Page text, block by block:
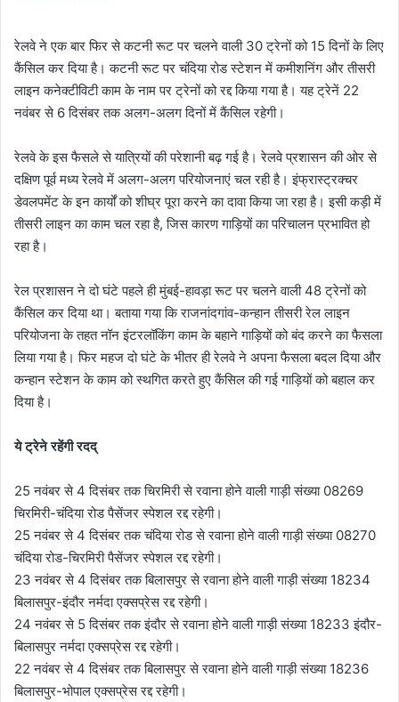
रेलवे ने एक बार फिर से कटनी रूट पर चलने वाली 30 ट्रेनों को 15 दिनों के लिए
कैंसिल कर दिया है। कटनी रूट पर चंदिया रोड स्टेशन में कमीशनिंग और तीसरी
लाइन कनेक्टीविटी काम के नाम पर ट्रेनों को रद्द किया गया है। यह ट्रेनें 22
नवंबर से 6 दिसंबर तक अलग-अलग दिनों में कैंसिल रहेगी।
रेलवे के इस फैसले से यात्रियों की परेशानी बढ़ गई है। रेलवे प्रशासन की ओर से
दक्षिण पूर्व मध्य रेलवे में अलग-अलग परियोजनाएं चल रही है। इंफ्रास्ट्रक्चर
डेवलपमेंट के इन कार्यों को शीघ्र पूरा करने का दावा किया जा रहा है। इसी कड़ी में
तीसरी लाइन का काम चल रहा है, जिस कारण गाड़ियों का परिचालन प्रभावित हो
रहा है।
रेल प्रशासन ने दो घंटे पहले ही मुंबई-हावड़ा रूट पर चलने वाली 48 ट्रेनों को
कैंसिल कर दिया था। बताया गया कि राजनांदगांव-कन्हान तीसरी रेल लाइन
परियोजना के तहत नॉन इंटरलॉकिंग काम के बहाने गाड़ियों को बंद करने का फैसला
लिया गया है। फिर महज दो घंटे के भीतर ही रेलवे ने अपना फैसला बदल दिया और
कन्हान स्टेशन के काम को स्थगित करते हुए कैंसिल की गई गाड़ियों को बहाल कर
दिया है।
ये ट्रेने रहेंगी रदद्
25 नवंबर से 4 दिसंबर तक चिरमिरी से रवाना होने वाली गाड़ी संख्या 08269
चिरमिरी-चंदिया रोड पैसेंजर स्पेशल रद्द रहेगी।
25 नवंबर से 4 दिसंबर तक चंदिया रोड से रवाना होने वाली गाड़ी संख्या 08270
चंदिया रोड-चिरमिरी पैसेंजर स्पेशल रद्द रहेगी।
23 नवंबर से 4 दिसंबर तक बिलासपुर से रवाना होने वाली गाड़ी संख्या 18234
बिलासपुर-इंदौर नर्मदा एक्सप्रेस रद्द रहेगी।
24 नवंबर से 5 दिसंबर तक इंदौर से रवाना होने वाली गाड़ी संख्या 18233 इंदौर-
बिलासपुर नर्मदा एक्सप्रेस रद्द रहेगी।
22 नवंबर से 4 दिसंबर तक बिलासपुर से रवाना होने वाली गाड़ी संख्या 18236
बिलासपुर-भोपाल एक्सप्रेस रद्द रहेगी।